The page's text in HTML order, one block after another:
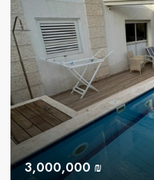
3,000,000 ₪